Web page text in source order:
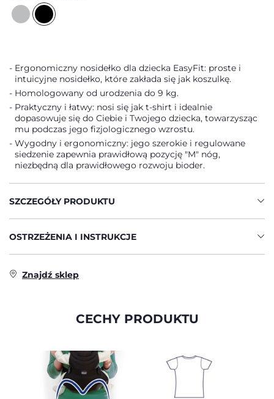
Ergonomiczny nosidełko dla dziecka EasyFit: proste i
intuicyjne nosidełko, które zakłada się jak koszulkę.
Homologowany od urodzenia do 9 kg.
Praktyczny i łatwy: nosi się jak t-shirt i idealnie
dopasowuje się do Ciebie i Twojego dziecka, towarzysząc
mu podczas jego fizjologicznego wzrostu.
Wygodny i ergonomiczny: jego szerokie i regulowane
siedzenie zapewnia prawidłową pozycję "M" nóg,
niezbędną dla prawidłowego rozwoju bioder.
SZCZEGÓŁY PRODUKTU
OSTRZEŻENIA I INSTRUKCJE
Znajdź sklep
CECHY PRODUKTU